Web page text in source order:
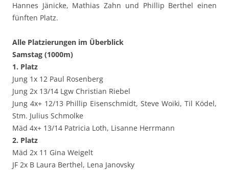
Hannes Jänicke, Mathias Zahn und Phillip Berthel einen
fünften Platz.
Alle Platzierungen im Überblick
Samstag (1000m)
1. Platz
Jung 1x 12 Paul Rosenberg
Jung 2x 13/14 Lgw Christian Riebel
Jung 4x+ 12/13 Phillip Eisenschmidt, Steve Woiki, Til Ködel,
Stm. Julius Schmolke
Mäd 4x+ 13/14 Patricia Loth, Lisanne Herrmann
2. Platz
Mäd 2x 11 Gina Weigelt
JF 2x B Laura Berthel, Lena Janovsky